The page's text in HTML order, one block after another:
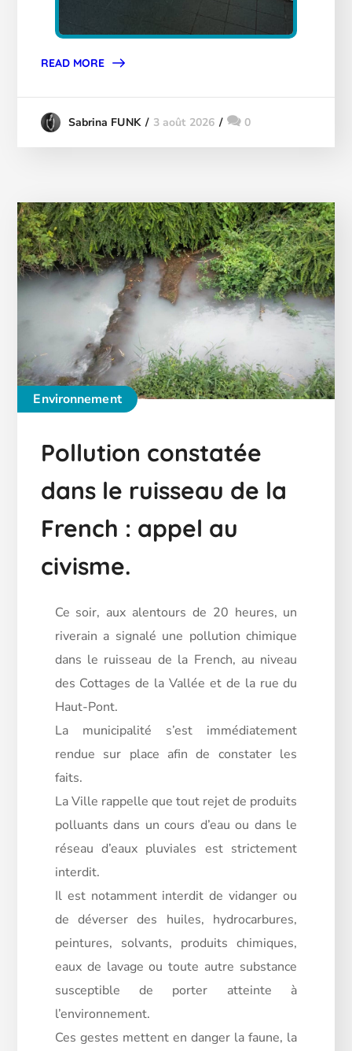
READ MORE
Sabrina FUNK 3 août 2026 0
Environnement
Pollution constatée
dans le ruisseau de la
French : appel au
civisme.
Ce soir, aux alentours de 20 heures, un
riverain a signalé une pollution chimique
dans le ruisseau de la French, au niveau
des Cottages de la Vallée et de la rue du
Haut-Pont.
La municipalité s’est immédiatement
rendue sur place afin de constater les
faits.
La Ville rappelle que tout rejet de produits
polluants dans un cours d’eau ou dans le
réseau d’eaux pluviales est strictement
interdit.
Il est notamment interdit de vidanger ou
de déverser des huiles, hydrocarbures,
peintures, solvants, produits chimiques,
eaux de lavage ou toute autre substance
susceptible de porter atteinte à
l’environnement.
Ces gestes mettent en danger la faune, la